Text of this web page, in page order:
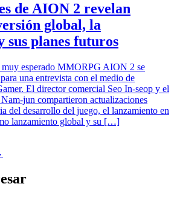
de AION 2 revelan
global, la
sus planes futuros
muy esperado MMORPG AION 2 se
una entrevista con el medio de
El director comercial Seo In-seop y el
jun compartieron actualizaciones
del desarrollo del juego, el lanzamiento en
lanzamiento global y su […]